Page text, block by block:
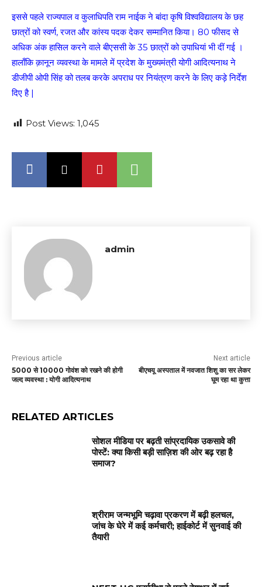
इससे पहले राज्यपाल व कुलाधिपति राम नाईक ने बांदा कृषि विश्वविद्यालय के छह
छात्रों को स्वर्ण, रजत और कांस्य पदक देकर सम्मानित किया। 80 फीसद से
अधिक अंक हासिल करने वाले बीएससी के 35 छात्रों को उपाधियां भी दीं गई ।
हालाँकि क़ानून व्यवस्था के मामले में प्रदेश के मुख्यमंत्री योगी आदित्यनाथ ने
डीजीपी ओपी सिंह को तलब करके अपराध पर नियंत्रण करने के लिए कड़े निर्देश
दिए है |
Post Views: 1,045
admin
Previous article
5000 से 10000 गोवंश को रखने की होगी
जल्द व्यवस्था : योगी आदित्यनाथ
Next article
बीएचयू अस्पताल में नवजात शिशु का सर लेकर
घूम रहा था कुत्ता
RELATED ARTICLES
सोशल मीडिया पर बढ़ती सांप्रदायिक उकसावे की
पोस्टें: क्या किसी बड़ी साज़िश की ओर बढ़ रहा है
समाज?
श्रीराम जन्मभूमि चढ़ावा प्रकरण में बढ़ी हलचल,
जांच के घेरे में कई कर्मचारी; हाईकोर्ट में सुनवाई की
तैयारी